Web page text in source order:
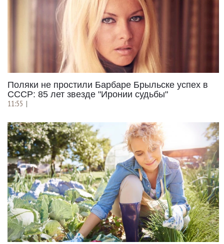
Поляки не простили Барбаре Брыльске успех в
СССР: 85 лет звезде "Иронии судьбы"
11:55 |